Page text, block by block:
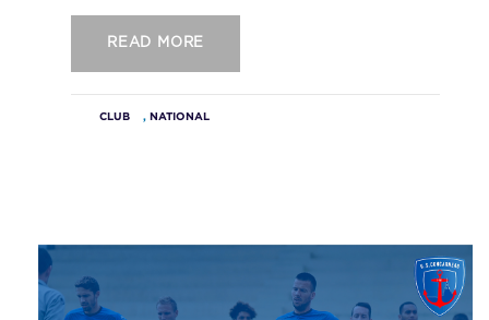
READ MORE
CLUB , NATIONAL